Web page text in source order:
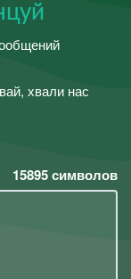
хвали нас
15895символов